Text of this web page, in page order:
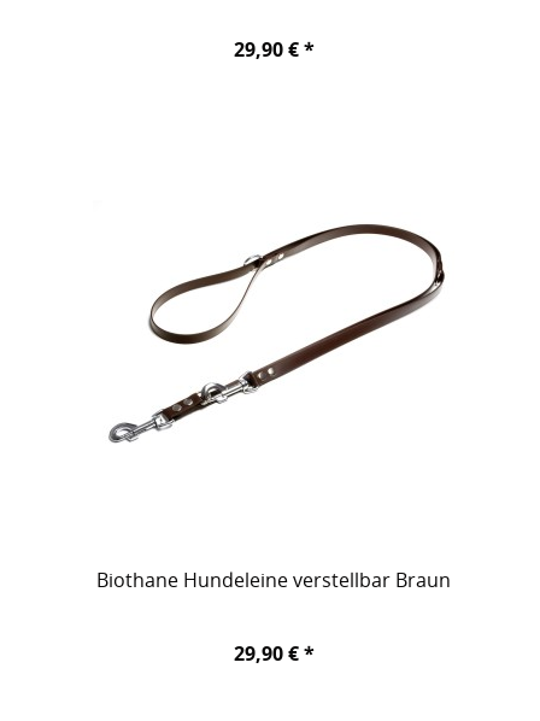
29,90 € *
Biothane Hundeleine verstellbar Braun
29,90 € *